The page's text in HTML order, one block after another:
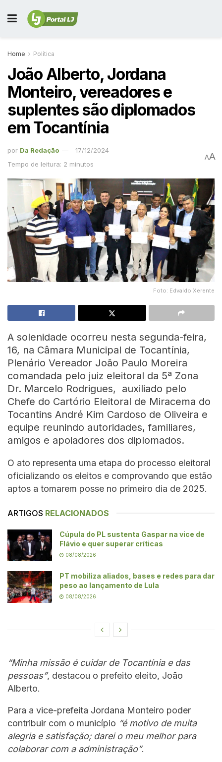
Home Política
João Alberto, Jordana
Monteiro, vereadores e
suplentes são diplomados
em Tocantínia
por Da Redação
17/12/2024
Tempo de leitura: 2 minutos
AA
Foto: Edvaldo Xerente
A solenidade ocorreu nesta segunda-feira,
16, na Câmara Municipal de Tocantínia,
Plenário Vereador João Paulo Moreira
comandada pelo juiz eleitoral da 5ª Zona
Dr. Marcelo Rodrigues, auxiliado pelo
Chefe do Cartório Eleitoral de Miracema do
Tocantins André Kim Cardoso de Oliveira e
equipe reunindo autoridades, familiares,
amigos e apoiadores dos diplomados.
O ato representa uma etapa do processo eleitoral
oficializando os eleitos e comprovando que estão
aptos a tomarem posse no primeiro dia de 2025.
ARTIGOS RELACIONADOS
Cúpula do PL sustenta Gaspar na vice de
Flávio e quer superar críticas
08/08/2026
PT mobiliza aliados, bases e redes para dar
peso ao lançamento de Lula
08/08/2026
“Minha missão é cuidar de Tocantínia e das
pessoas”, destacou o prefeito eleito, João
Alberto.
Para a vice-prefeita Jordana Monteiro poder
contribuir com o município “é motivo de muita
alegria e satisfação; darei o meu melhor para
colaborar com a administração”.